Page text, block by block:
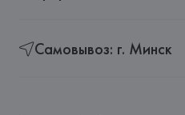
Самовывоз: г. Минск